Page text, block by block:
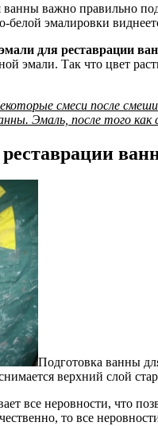
важно правильно
белой эмалировки
для реставрации
эмали. Так что цвет
смеси после
Эмаль, после того
Подготовка ванны
верхний слой
все неровности, что
то все